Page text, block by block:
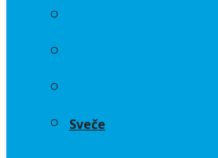
Sveče